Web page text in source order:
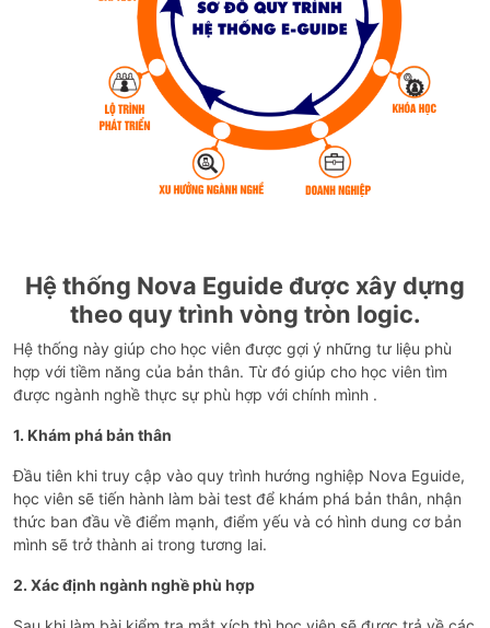
Hệ thống Nova Eguide được xây dựng
theo quy trình vòng tròn logic.
Hệ thống này giúp cho học viên được gợi ý những tư liệu phù
hợp với tiềm năng của bản thân. Từ đó giúp cho học viên tìm
được ngành nghề thực sự phù hợp với chính mình .
1. Khám phá bản thân
Đầu tiên khi truy cập vào quy trình hướng nghiệp Nova Eguide,
học viên sẽ tiến hành làm bài test để khám phá bản thân, nhận
thức ban đầu về điểm mạnh, điểm yếu và có hình dung cơ bản
mình sẽ trở thành ai trong tương lai.
2. Xác định ngành nghề phù hợp